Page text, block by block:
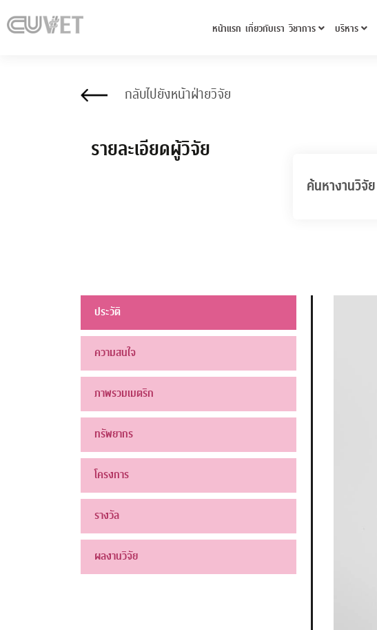
หน้าแรก เกี่ยวกับเรา วิชาการ บริหาร
กลับไปยังหน้าฝ่ายวิจัย
รายละเอียดผู้วิจัย
ค้นหางานวิจัย
ประวัติ
ความสนใจ
ภาพรวมเมตริก
ทรัพยากร
โครงการ
รางวัล
ผลงานวิจัย